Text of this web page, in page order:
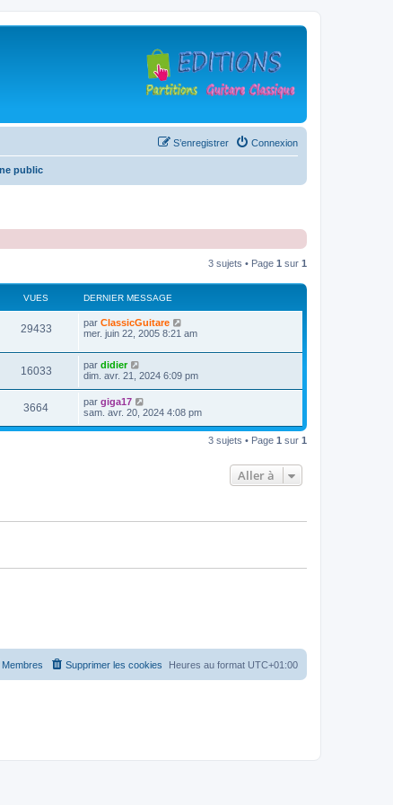
Connexion
S’enregistrer
public
3 sujets • Page 1 sur 1
VUES DERNIER MESSAGE
29433V
u
e
D
e
n
i
e
e
s
s
par ClassicGuitare
mer. juin 22, 2005 8:21 am
16033V
u
D
e
i
e
r
par didier
dim. avr. 21, 2024 6:09 pm
3664V
u
D
e
n
a
par giga17
sam. avr. 20, 2024 4:08 pm
3 sujets • Page 1 sur 1
Aller à
Heures au format UTC+01:00
Supprimer les cookies
Membres